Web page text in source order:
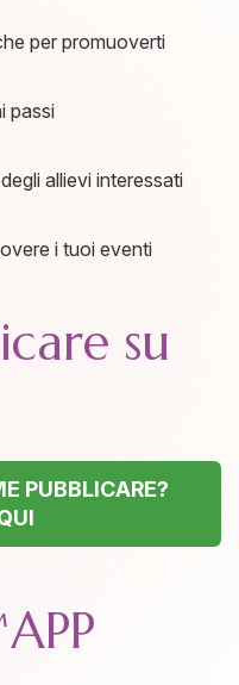
per promuoverti
passi
allievi interessati
i tuoi eventi
su
PUBBLICARE?